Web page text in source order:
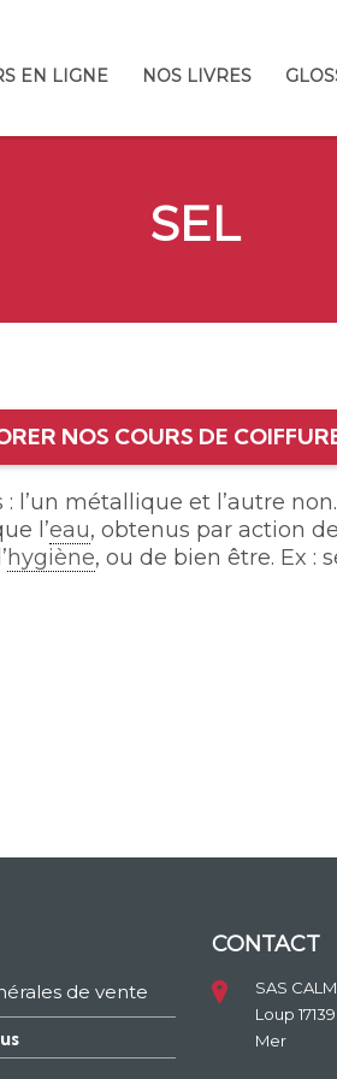
EN LIGNE NOS LIVRES
SEL
NOS COURS DE
l’un métallique et l’autre non.
l’eau, obtenus par action
hygiène, ou de bien être. Ex :
de vente
CONTACT
SAS
Loup
Mer